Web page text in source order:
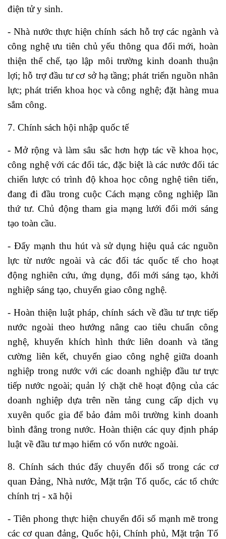
điện tử y sinh.
- Nhà nước thực hiện chính sách hỗ trợ các ngành và
công nghệ ưu tiên chủ yếu thông qua đổi mới, hoàn
thiện thể chế, tạo lập môi trường kinh doanh thuận
lợi; hỗ trợ đầu tư cơ sở hạ tầng; phát triển nguồn nhân
lực; phát triển khoa học và công nghệ; đặt hàng mua
sắm công.
7. Chính sách hội nhập quốc tế
- Mở rộng và làm sâu sắc hơn hợp tác về khoa học,
công nghệ với các đối tác, đặc biệt là các nước đối tác
chiến lược có trình độ khoa học công nghệ tiên tiến,
đang đi đầu trong cuộc Cách mạng công nghiệp lần
thứ tư. Chủ động tham gia mạng lưới đổi mới sáng
tạo toàn cầu.
- Đẩy mạnh thu hút và sử dụng hiệu quả các nguồn
lực từ nước ngoài và các đối tác quốc tế cho hoạt
động nghiên cứu, ứng dụng, đổi mới sáng tạo, khởi
nghiệp sáng tạo, chuyển giao công nghệ.
- Hoàn thiện luật pháp, chính sách về đầu tư trực tiếp
nước ngoài theo hướng nâng cao tiêu chuẩn công
nghệ, khuyến khích hình thức liên doanh và tăng
cường liên kết, chuyển giao công nghệ giữa doanh
nghiệp trong nước với các doanh nghiệp đầu tư trực
tiếp nước ngoài; quản lý chặt chẽ hoạt động của các
doanh nghiệp dựa trên nền tảng cung cấp dịch vụ
xuyên quốc gia để bảo đảm môi trường kinh doanh
bình đẳng trong nước. Hoàn thiện các quy định pháp
luật về đầu tư mạo hiểm có vốn nước ngoài.
8. Chính sách thúc đẩy chuyển đổi số trong các cơ
quan Đảng, Nhà nước, Mặt trận Tổ quốc, các tổ chức
chính trị - xã hội
- Tiên phong thực hiện chuyển đổi số mạnh mẽ trong
các cơ quan đảng, Quốc hội, Chính phủ, Mặt trận Tổ